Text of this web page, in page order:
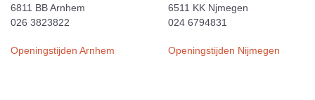
6811 BB Arnhem
026 3823822
Openingstijden Arnhem
6511 KK Njmegen
024 6794831
Openingstijden Nijmegen